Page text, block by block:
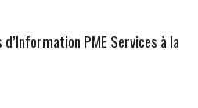
PME Services à la